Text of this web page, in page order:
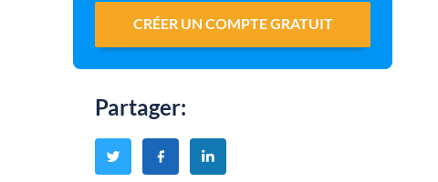
CRÉER UN COMPTE GRATUIT
Partager: